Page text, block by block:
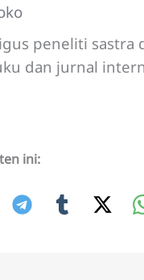
peneliti sastra
dan jurnal
ini: